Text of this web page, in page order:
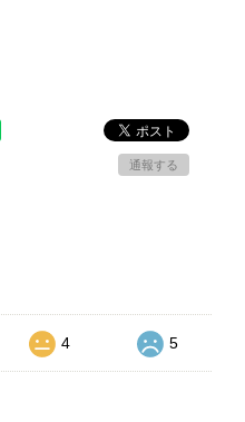
通報する
4 5